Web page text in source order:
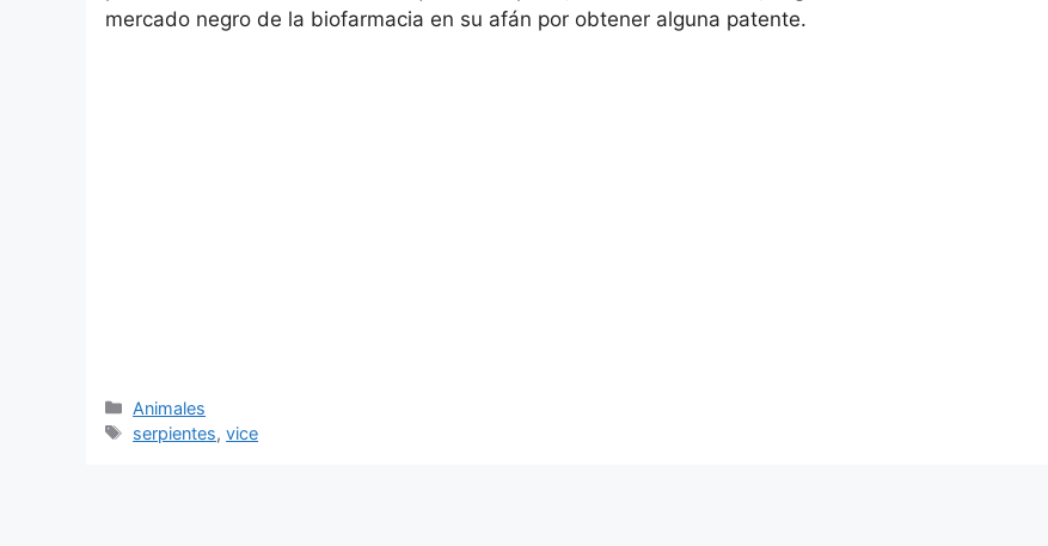
mercado negro de la biofarmacia en su afán por obtener alguna patente.
Categorías
Animales
Etiquetas
serpientes,vice